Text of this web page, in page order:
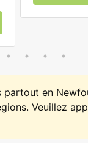
partout en
Veuillez